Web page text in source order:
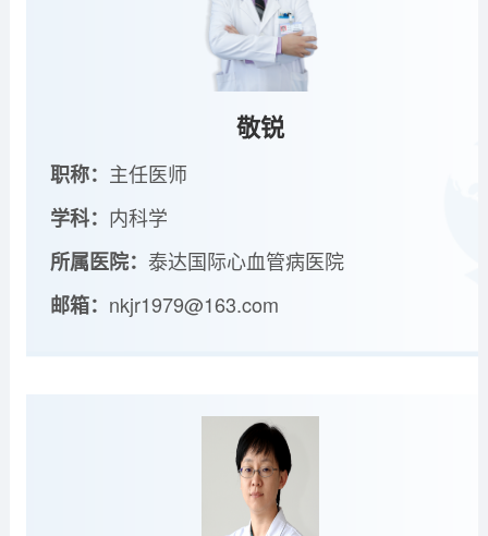
敬锐
职称： 主任医师
学科： 内科学
所属医院： 泰达国际心血管病医院
邮箱： nkjr1979@163.com